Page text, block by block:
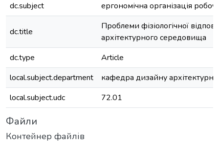
dc.subject
ергономічна організація
dc.title
Проблеми фізіологічної
архітектурного середовища
dc.type
Article
local.subject.department
кафедра дизайну
local.subject.udc
72.01
Файли
Контейнер файлів